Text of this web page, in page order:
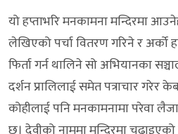
यो हप्ताभरि मनकामना मन्दिरमा
लेखिएको पर्चा वितरण गरिने र अर्को
फिर्ता गर्न थालिने सो अभियानका
दर्शन प्रालिलाई समेत पत्राचार गरेर
कोहीलाई पनि मनकामनामा परेवा